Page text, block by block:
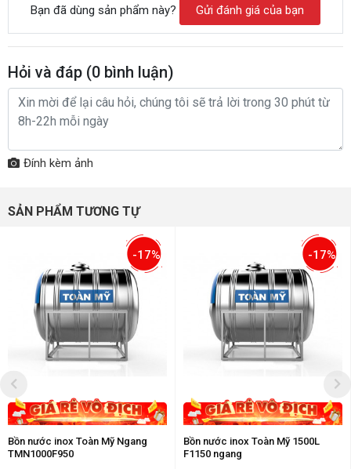
Bạn đã dùng sản phẩm này? Gửi đánh giá của bạn
Hỏi và đáp (0 bình luận)
Đính kèm ảnh
SẢN PHẨM TƯƠNG TỰ
-17%
Bồn nước inox Toàn Mỹ Ngang
TMN1000F950
-17%
Bồn nước inox Toàn Mỹ 1500L
F1150 ngang